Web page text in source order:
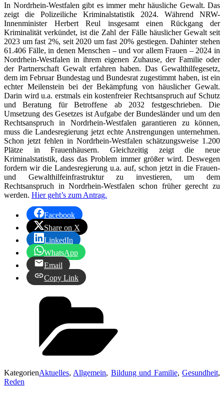
In Nordrhein-Westfalen gibt es immer mehr häusliche Gewalt. Das
zeigt die Polizeiliche Kriminalstatistik 2024. Während NRW-
Innenminister Herbert Reul insgesamt einen Rückgang der
Kriminalität verkündet, ist die Zahl der Fälle häuslicher Gewalt seit
2023 um fast 2%, seit 2020 um fast 20% gestiegen. Dahinter stehen
61.406 Fälle, in denen Menschen – und vor allem Frauen – 2024 in
Nordrhein-Westfalen in ihrem eigenen Zuhause, der Familie oder
der Partnerschaft Gewalt erfahren haben. Das Gewalthilfegesetz,
dem im Februar Bundestag und Bundesrat zugestimmt haben, ist ein
echter Meilenstein bei der Bekämpfung von häuslicher Gewalt.
Darin wird u.a. erstmals ein kostenfreier Rechtsanspruch auf Schutz
und Beratung für Betroffene ab 2032 festgeschrieben. Die
Umsetzung des Gesetzes ist Aufgabe der Bundesländer und um den
Rechtsanspruch in Nordrhein-Westfalen garantieren zu können,
muss die Landesregierung jetzt echte Anstrengungen unternehmen.
Schon jetzt fehlen in Nordrhein-Westfalen schätzungsweise 1.200
Plätze in Frauenhäusern. Gleichzeitig zeigt die neue
Kriminalstatistik, dass das Problem immer größer wird. Deswegen
fordern wir die Landesregierung u.a. auf, schon jetzt in die Frauen-
und Gewalthilfeinfrastruktur zu investieren, um dem
Rechtsanspruch in Nordrhein-Westfalen schon früher gerecht zu
werden. Hier geht’s zum Antrag.
Facebook
Share on X
LinkedIn
WhatsApp
Email
Copy Link
KategorienAktuelles, Allgemein, Bildung und Familie,Gesundheit,
Reden